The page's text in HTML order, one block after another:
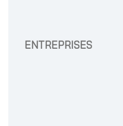
ENTREPRISES